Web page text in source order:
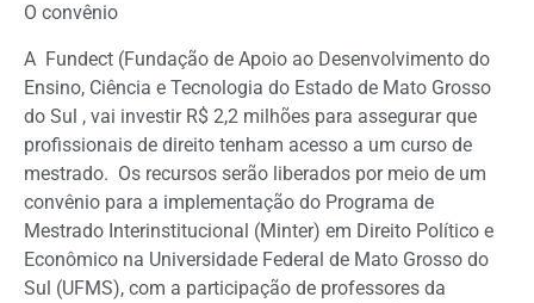
O convênio
A Fundect (Fundação de Apoio ao Desenvolvimento do
Ensino, Ciência e Tecnologia do Estado de Mato Grosso
do Sul , vai investir R$ 2,2 milhões para assegurar que
profissionais de direito tenham acesso a um curso de
mestrado. Os recursos serão liberados por meio de um
convênio para a implementação do Programa de
Mestrado Interinstitucional (Minter) em Direito Político e
Econômico na Universidade Federal de Mato Grosso do
Sul (UFMS), com a participação de professores da